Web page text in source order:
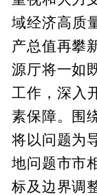
域经济高质
产总值再攀
源厅将一如
工作，深入
素保障。围
将以问题为
地问题市市
标及边界调